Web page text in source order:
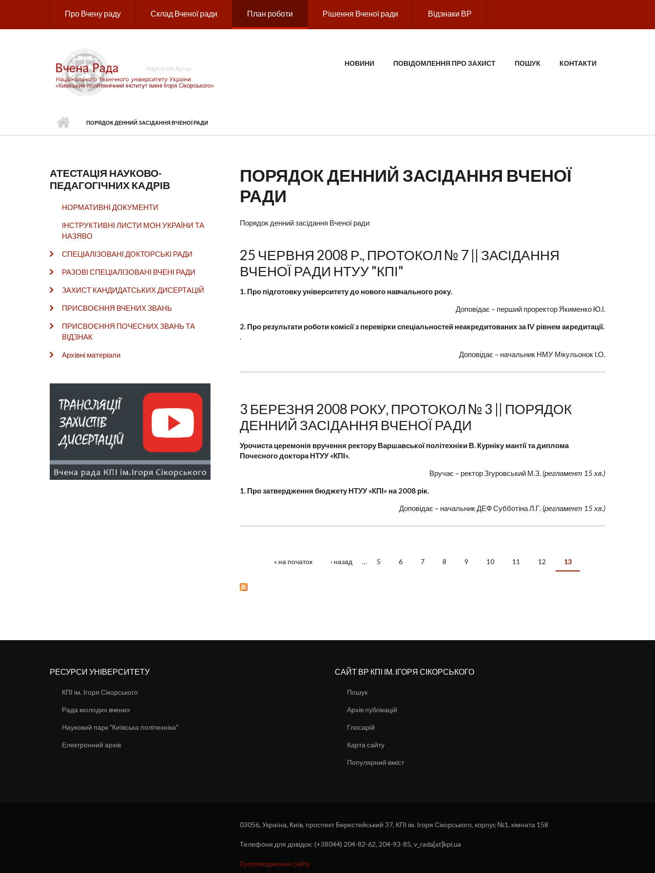
Про Вчену раду Склад Вченої ради План роботи Рішення Вченої ради Відзнаки ВР
ГОЛОВНЕ МЕНЮНОВИНИ ПОВІДОМЛЕННЯ ПРО ЗАХИСТ ПОШУК КОНТАКТИ
ПОРЯДОК ДЕННИЙ ЗАСІДАННЯ ВЧЕНОЇ РАДИ
АТЕСТАЦІЯ НАУКОВО-
ПЕДАГОГІЧНИХ КАДРІВ
НОРМАТИВНІ ДОКУМЕНТИ
ІНСТРУКТИВНІ ЛИСТИ МОН УКРАЇНИ ТА
НАЗЯВО
СПЕЦІАЛІЗОВАНІ ДОКТОРСЬКІ РАДИ
РАЗОВІ СПЕЦІАЛІЗОВАНІ ВЧЕНІ РАДИ
ЗАХИСТ КАНДИДАТСЬКИХ ДИСЕРТАЦІЙ
ПРИСВОЄННЯ ВЧЕНИХ ЗВАНЬ
ПРИСВОЄННЯ ПОЧЕСНИХ ЗВАНЬ ТА
ВІДЗНАК
Архівні матеріали
ПОРЯДОК ДЕННИЙ ЗАСІДАННЯ ВЧЕНОЇ
РАДИ
Порядок денний засідання Вченої ради
25 ЧЕРВНЯ 2008 Р., ПРОТОКОЛ № 7 || ЗАСІДАННЯ
ВЧЕНОЇ РАДИ НТУУ "КПІ"
1. Про підготовку університету до нового навчального року.
Доповідає – перший проректор Якименко Ю.І.
2. Про результати роботи комісії з перевірки спеціальностей неакредитованих за ІV рівнем акредитації.
.
Доповідає – начальник НМУ Мікульонок І.О.
3 БЕРЕЗНЯ 2008 РОКУ, ПРОТОКОЛ № 3 || ПОРЯДОК
ДЕННИЙ ЗАСІДАННЯ ВЧЕНОЇ РАДИ
Урочиста церемонія вручення ректору Варшавської політехніки В. Курніку мантії та диплома
Почесного доктора НТУУ «КПІ».
Вручає – ректор Згуровський М.З. (регламент 15 хв.)
1. Про затвердження бюджету НТУУ «КПІ» на 2008 рік.
Доповідає – начальник ДЕФ Субботіна Л.Г. (регламент 15 хв.)
« на початок ‹ назад … 5 6 7 8 9 10 11 12 13
РЕСУРСИ УНІВЕРСИТЕТУ
КПІ ім. Ігоря Сікорського
Рада молодих вчених
Науковий парк "Київська політехніка"
Електронний архів
САЙТ ВР КПІ ІМ. ІГОРЯ СІКОРСЬКОГО
Пошук
Архів публікацій
Глосарій
Карта сайту
Популярний вміст
03056, Україна, Київ, проспект Берестейський 37, КПІ ім. Ігоря Сікорського, корпус №1, кімната 158
Телефони для довідок: (+38044) 204-82-62, 204-93-85, v_rada[at]kpi.ua
Супроводження сайту